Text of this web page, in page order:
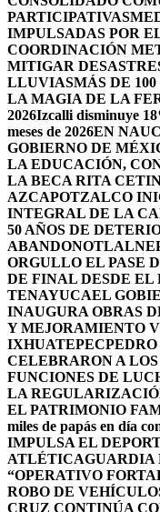
PARTICIPATIVAS
IMPULSADAS POR
COORDINACIÓN
MITIGAR
LLUVIASMÁS DE
LA MAGIA DE LA
2026Izcalli disminuye
meses de 2026EN
GOBIERNO DE
LA EDUCACIÓN,
LA BECA RITA
AZCAPOTZALCO
INTEGRAL DE LA
50 AÑOS DE
ABANDONO
ORGULLO EL PASE
DE FINAL DESDE EL
TENAYUCAEL
INAUGURA OBRAS
Y MEJORAMIENTO
IXHUATEPEC
CELEBRARON A
FUNCIONES DE
LA
EL PATRIMONIO
miles de papás en día
IMPULSA EL
ATLÉTICAGUARDIA
“OPERATIVO
ROBO DE
CRUZ CONTINÚA